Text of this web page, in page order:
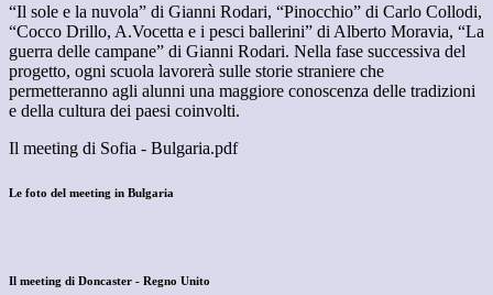
“Il sole e la nuvola” di Gianni Rodari, “Pinocchio” di Carlo Collodi,
“Cocco Drillo, A.Vocetta e i pesci ballerini” di Alberto Moravia, “La
guerra delle campane” di Gianni Rodari. Nella fase successiva del
progetto, ogni scuola lavorerà sulle storie straniere che
permetteranno agli alunni una maggiore conoscenza delle tradizioni
e della cultura dei paesi coinvolti.
Il meeting di Sofia - Bulgaria.pdf
Le foto del meeting in Bulgaria
Il meeting di Doncaster - Regno Unito